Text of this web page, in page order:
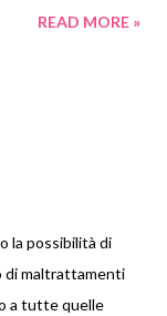
mi è piaciuto
READ MORE »
la possibilità di
di maltrattamenti
a tutte quelle